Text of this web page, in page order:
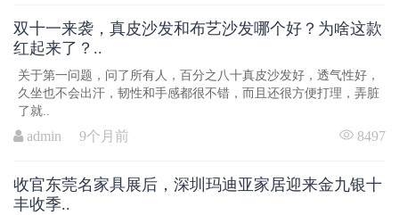
双十一来袭，真皮沙发和布艺沙发哪个好？为啥这款
红起来了？..
关于第一问题，问了所有人，百分之八十真皮沙发好，透气性好，
久坐也不会出汗，韧性和手感都很不错，而且还很方便打理，弄脏
了就..
admin 9个月前 8497
收官东莞名家具展后，深圳玛迪亚家居迎来金九银十
丰收季..